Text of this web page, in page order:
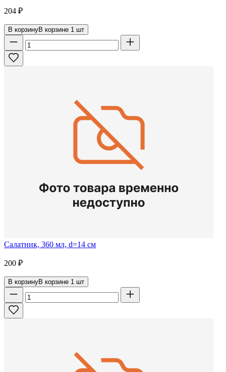
204 ₽
В корзинуВ корзине 1 шт
Салатник, 360 мл, d=14 см
200 ₽
В корзинуВ корзине 1 шт